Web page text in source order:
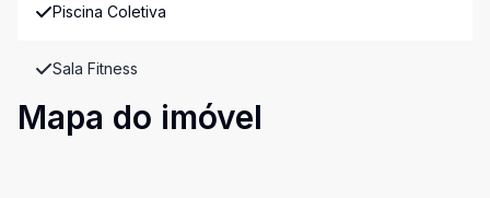
Piscina Coletiva
Sala Fitness
Mapa do imóvel